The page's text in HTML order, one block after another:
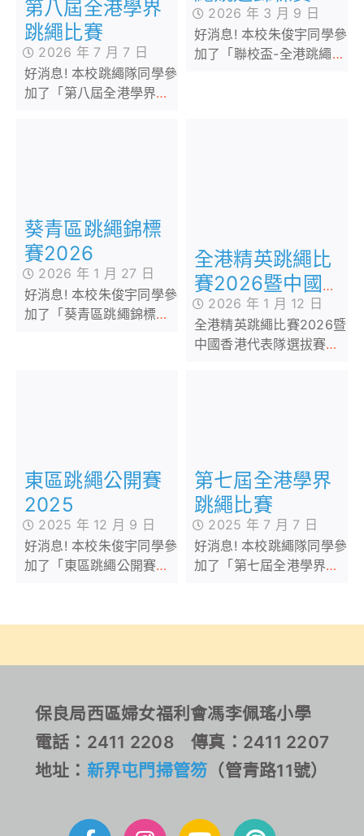
第八屆全港學界
跳繩比賽
2026 年 7 月 7 日
好消息! 本校跳繩隊同學參
加了「第八屆全港學界跳
2026 年 3 月 9 日
好消息! 本校朱俊宇同學參
加了「聯校盃-全港跳繩競
葵青區跳繩錦標
賽2026
2026 年 1 月 27 日
好消息! 本校朱俊宇同學參
加了「葵青區跳繩錦標賽
全港精英跳繩比
賽2026暨中國
香港代表隊選拔
賽
2026 年 1 月 12 日
全港精英跳繩比賽2026暨
中國香港代表隊選拔賽好
東區跳繩公開賽
2025
2025 年 12 月 9 日
好消息! 本校朱俊宇同學參
加了「東區跳繩公開賽
學能在此比賽取得佳績，
第七屆全港學界
跳繩比賽
2025 年 7 月 7 日
好消息! 本校跳繩隊同學參
加了「第七屆全港學界跳
獎，並在個人項目中榮獲
此比賽取得佳績，實在可
保良局西區婦女福利會馮李佩瑤小學
電話：2411 2208 傳真：2411 2207
地址： 新界屯門掃管笏 （管青路11號）